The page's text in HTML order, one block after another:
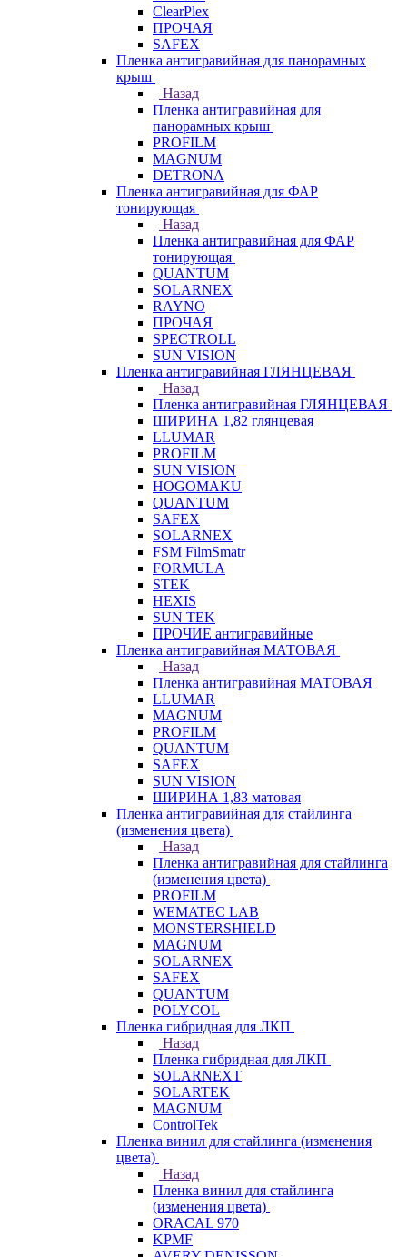
ClearPlex
ПРОЧАЯ
SAFEX
Пленка антигравийная для панорамных
крыш
Назад
Пленка антигравийная для
панорамных крыш
PROFILM
MAGNUM
DETRONA
Пленка антигравийная для ФАР
тонирующая
Назад
Пленка антигравийная для ФАР
тонирующая
QUANTUM
SOLARNEX
RAYNO
ПРОЧАЯ
SPECTROLL
SUN VISION
Пленка антигравийная ГЛЯНЦЕВАЯ
Назад
Пленка антигравийная ГЛЯНЦЕВАЯ
ШИРИНА 1,82 глянцевая
LLUMAR
PROFILM
SUN VISION
HOGOMAKU
QUANTUM
SAFEX
SOLARNEX
FSM FilmSmatr
FORMULA
STEK
HEXIS
SUN TEK
ПРОЧИЕ антигравийные
Пленка антигравийная МАТОВАЯ
Назад
Пленка антигравийная МАТОВАЯ
LLUMAR
MAGNUM
PROFILM
QUANTUM
SAFEX
SUN VISION
ШИРИНА 1,83 матовая
Пленка антигравийная для стайлинга
(изменения цвета)
Назад
Пленка антигравийная для стайлинга
(изменения цвета)
PROFILM
WEMATEC LAB
MONSTERSHIELD
MAGNUM
SOLARNEX
SAFEX
QUANTUM
POLYCOL
Пленка гибридная для ЛКП
Назад
Пленка гибридная для ЛКП
SOLARNEXT
SOLARTEK
MAGNUM
ControlTek
Пленка винил для стайлинга (изменения
цвета)
Назад
Пленка винил для стайлинга
(изменения цвета)
ORACAL 970
KPMF